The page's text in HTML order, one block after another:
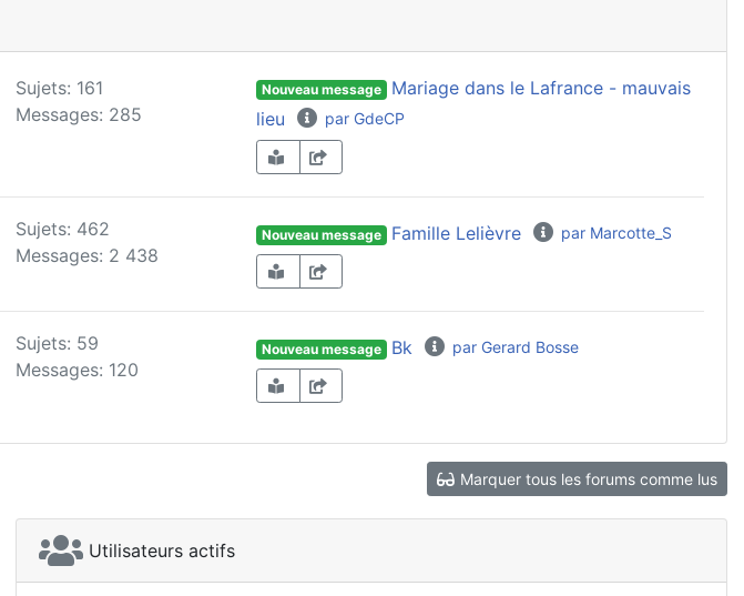
Sujets: 161
Messages: 285
Nouveau message
Mariage dans le Lafrance - mauvais
lieu
par GdeCP
Sujets: 462
Messages: 2 438
Nouveau message Famille Lelièvre par Marcotte_S
Sujets: 59
Messages: 120
Nouveau message Bk par Gerard Bosse
Marquer tous les forums comme lus
Utilisateurs actifs